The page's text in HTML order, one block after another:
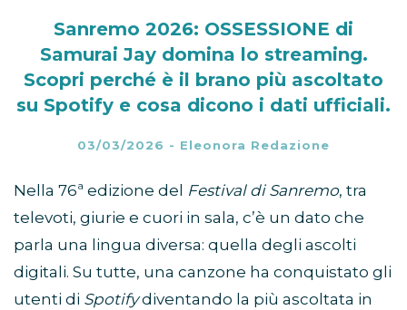
Sanremo 2026: OSSESSIONE di
Samurai Jay domina lo streaming.
Scopri perché è il brano più ascoltato
su Spotify e cosa dicono i dati ufficiali.
03/03/2026 - Eleonora Redazione
Nella 76ª edizione del Festival di Sanremo, tra
televoti, giurie e cuori in sala, c’è un dato che
parla una lingua diversa: quella degli ascolti
digitali. Su tutte, una canzone ha conquistato gli
utenti di Spotifydiventando la più ascoltata in